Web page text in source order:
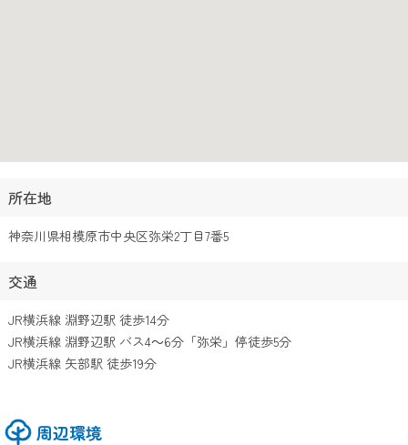
所在地
神奈川県相模原市中央区弥栄2丁目7番5
交通
JR横浜線 淵野辺駅 徒歩14分
JR横浜線 淵野辺駅 バス4～6分「弥栄」停徒歩5分
JR横浜線 矢部駅 徒歩19分
周辺環境